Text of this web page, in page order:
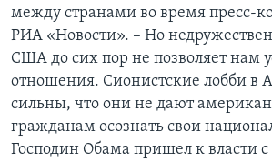
между странами во время пресс-
РИА «Новости». – Но
США до сих пор не позволяет нам
отношения. Сионистские лобби в
сильны, что они не дают
гражданам осознать свои
Господин Обама пришел к власти с